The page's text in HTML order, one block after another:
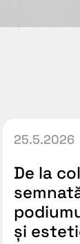
25.5.2026
De la
și